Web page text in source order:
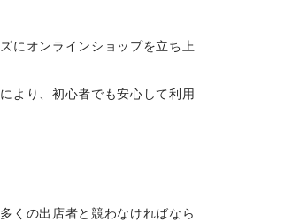
にオンラインショップを立ち上
より、初心者でも安心して利用
くの出店者と競わなければなら